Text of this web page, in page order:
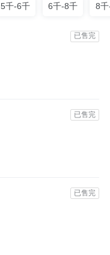
5千-6千 6千-8千 8
已售完
已售完
已售完